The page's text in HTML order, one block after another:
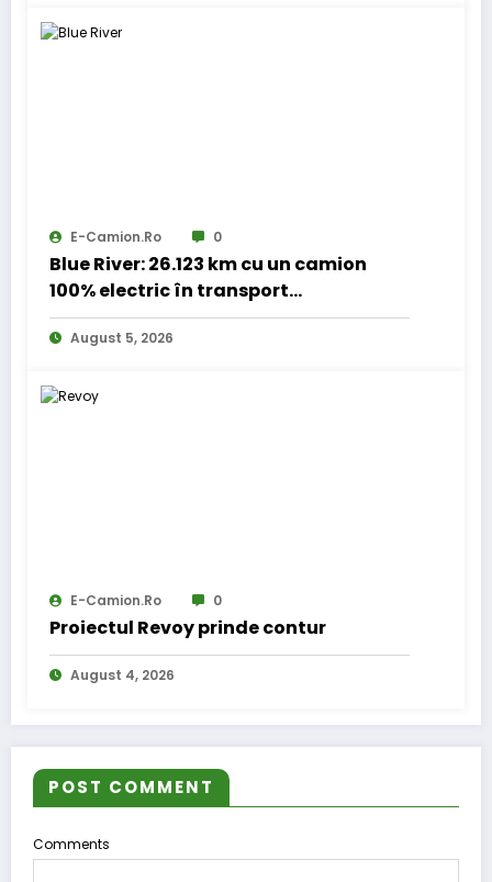
E-Camion.ro 0
Blue River: 26.123 km cu un camion
100% electric în transport
internațional
August 5, 2026
E-Camion.ro 0
Proiectul Revoy prinde contur
August 4, 2026
POST COMMENT
Comments